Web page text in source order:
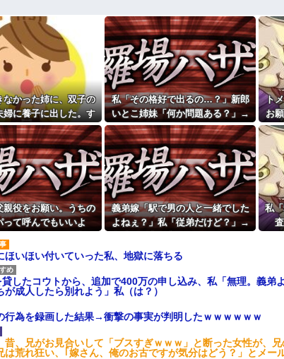
その後25
ゃんあん
るように
れて階段
何を言っ
！」地
想外の
ｗｗｗ
庫があっ
！」結
らして
えええｗ
果
嫁の料理がクソまずい。昨日の献立はサラダ、
飯だけ・・・
高校生がうちの車に傷をつけた。管理人さんに
謝ってくれた。夫「その程度のことで管理人に話
おかしい」←は！？
友達にフリンしてる事を打ち明けられた。私も
おらず...
【社内混乱】社長(50代)が若妻(20代)と結婚→初
wwww
彼の母親と初めて食事した時に彼母が「私ちゃ
定なんですってね」と言ってきた
【画像】思わず保存したくなる「笑える画像・
ｗｗｗ
相手がどんなパイプ持っているかも知れないの
主な税金の成り立ちを調べてみたよ
なかった姉に、双子の
婦に養子に出した。す
に出した子がすごく礼
しくてビックリ
私「その格好で出るの…？」新郎
いとこ姉妹「何か問題ある？」→
結婚式当日に感じた違和感が最後
まで消えなくて…
ト
お
ら
親役をお願い。うちの
って呼んでもいいよ
に大騒ぎになり…
義弟嫁「駅で男の人と一緒でした
よねぇ？」私「従弟だけど？」→
して…
私
ほいほい付いていった私、地獄に落ちる
したコウトから、追加で400万の申し込み、私「無理。義弟
が成人したら別れよう」私（は？）
行為を録画した結果→衝撃の事実が判明したｗｗｗｗｗｗ
昔、兄がお見合いして「ブスすぎｗｗｗ」と断った女性が、
は荒れ狂い、｢嫁さん、俺のお古ですが気分はどう？」とメー